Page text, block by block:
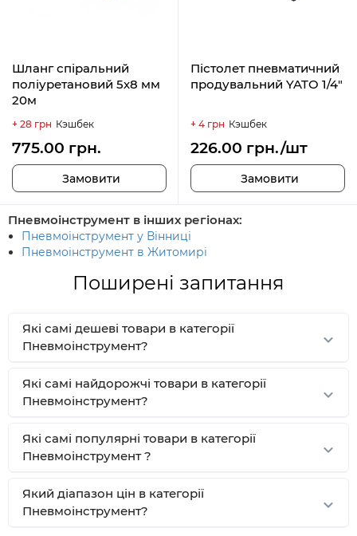
Шланг спіральний
поліуретановий 5х8 мм
20м
+ 28 грн Кэшбек
775.00 грн.
Замовити
Пістолет пневматичний
продувальний YATO 1/4"
+ 4 грн Кэшбек
226.00 грн./шт
Замовити
Пневмоінструмент в інших регіонах:
Пневмоінструмент у Вінниці
Пневмоінструмент в Житомирі
Поширені запитання
Які самі дешеві товари в категорії
Пневмоінструмент?
Які самі найдорожчі товари в категорії
Пневмоінструмент?
Які самі популярні товари в категорії
Пневмоінструмент ?
Який діапазон цін в категорії
Пневмоінструмент?